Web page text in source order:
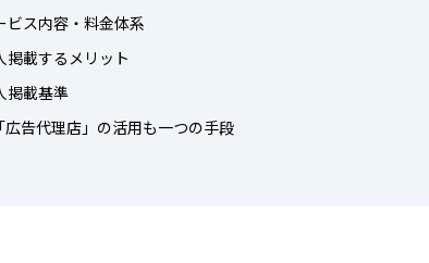
ビス内容・料金体系
載するメリット
掲載基準
告代理店」の活用も一つの手段